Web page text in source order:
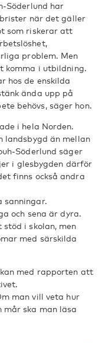
Söderlund har
när det gäller
som riskerar att
problem. Men
komma i utbildning.
hos de enskilda
ända upp på
behövs, säger hon.
i hela Norden.
landsbygd än mellan
Söderlund säger
i glesbygden därför
finns också andra
sanningar.
och sena är dyra.
i skolan, men
med särskilda
med rapporten att
man vill veta hur
mår ska man läsa